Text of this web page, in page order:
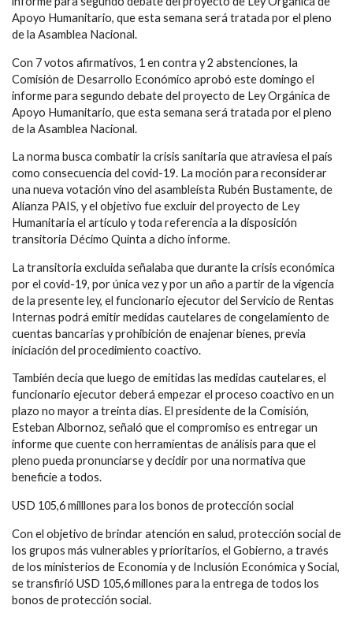
Apoyo Humanitario, que esta semana será tratada por el pleno
de la Asamblea Nacional.
Con 7 votos afirmativos, 1 en contra y 2 abstenciones, la
Comisión de Desarrollo Económico aprobó este domingo el
informe para segundo debate del proyecto de Ley Orgánica de
Apoyo Humanitario, que esta semana será tratada por el pleno
de la Asamblea Nacional.
La norma busca combatir la crisis sanitaria que atraviesa el país
como consecuencia del covid-19. La moción para reconsiderar
una nueva votación vino del asambleísta Rubén Bustamente, de
Alianza PAIS, y el objetivo fue excluir del proyecto de Ley
Humanitaria el artículo y toda referencia a la disposición
transitoria Décimo Quinta a dicho informe.
La transitoria excluida señalaba que durante la crisis económica
por el covid-19, por única vez y por un año a partir de la vigencia
de la presente ley, el funcionario ejecutor del Servicio de Rentas
Internas podrá emitir medidas cautelares de congelamiento de
cuentas bancarias y prohibición de enajenar bienes, previa
iniciación del procedimiento coactivo.
También decía que luego de emitidas las medidas cautelares, el
funcionario ejecutor deberá empezar el proceso coactivo en un
plazo no mayor a treinta días. El presidente de la Comisión,
Esteban Albornoz, señaló que el compromiso es entregar un
informe que cuente con herramientas de análisis para que el
pleno pueda pronunciarse y decidir por una normativa que
beneficie a todos.
USD 105,6 milllones para los bonos de protección social
Con el objetivo de brindar atención en salud, protección social de
los grupos más vulnerables y prioritarios, el Gobierno, a través
de los ministerios de Economía y de Inclusión Económica y Social,
se transfirió USD 105,6 millones para la entrega de todos los
bonos de protección social.